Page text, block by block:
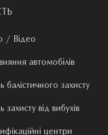
/ Відео
автомобілів
балістичного захисту
захисту від вибухів
центри